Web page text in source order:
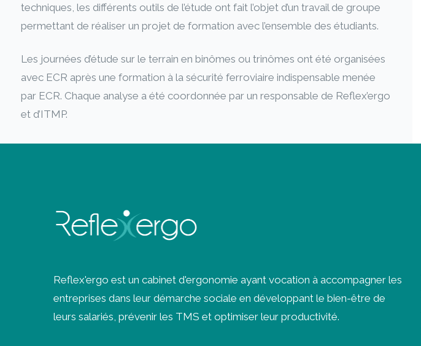
techniques, les différents outils de l’étude ont fait l’objet d’un travail de groupe
permettant de réaliser un projet de formation avec l’ensemble des étudiants.
Les journées d’étude sur le terrain en binômes ou trinômes ont été organisées
avec ECR après une formation à la sécurité ferroviaire indispensable menée
par ECR. Chaque analyse a été coordonnée par un responsable de Reflex’ergo
et d’ITMP.
Reflex'ergo est un cabinet d'ergonomie ayant vocation à accompagner les
entreprises dans leur démarche sociale en développant le bien-être de
leurs salariés, prévenir les TMS et optimiser leur productivité.